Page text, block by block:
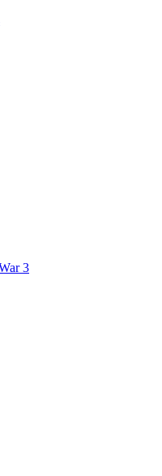
3